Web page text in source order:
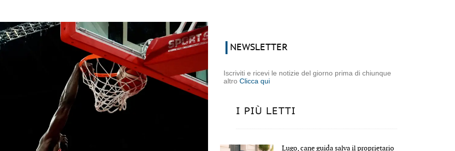
NEWSLETTER
Iscriviti e ricevi le notizie del giorno prima di chiunque
altroClicca qui
I PIÙ LETTI
Lugo, cane guida salva il proprietario